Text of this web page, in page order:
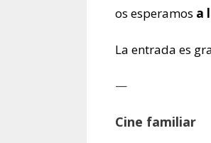
os esperamos a
La entrada es
—
Cine familiar